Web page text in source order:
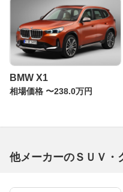
BMW X1
相場価格 〜238.0万円
他メーカーのＳＵＶ・